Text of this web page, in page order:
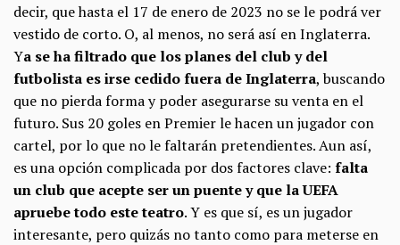
decir, que hasta el 17 de enero de 2023 no se le podrá ver
vestido de corto. O, al menos, no será así en Inglaterra.
Ya se ha filtrado que los planes del club y del
futbolista es irse cedido fuera de Inglaterra, buscando
que no pierda forma y poder asegurarse su venta en el
futuro. Sus 20 goles en Premier le hacen un jugador con
cartel, por lo que no le faltarán pretendientes. Aun así,
es una opción complicada por dos factores clave: falta
un club que acepte ser un puente y que la UEFA
apruebe todo este teatro. Y es que sí, es un jugador
interesante, pero quizás no tanto como para meterse en